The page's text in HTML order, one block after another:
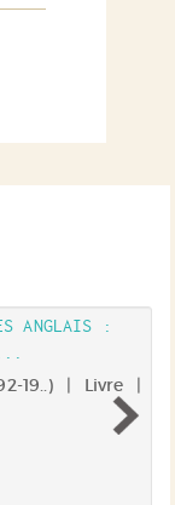
ANGLAIS :
19..) | Livre |